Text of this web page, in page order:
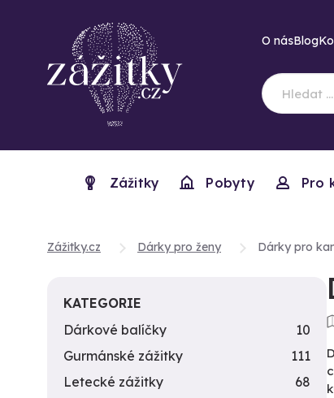
O násBlog
Zážitky Pobyty Pro
Zážitky.cz Dárky pro ženy Dárky pro
KATEGORIE
Dárkové balíčky
10
Gurmánské zážitky
111
Letecké zážitky
68